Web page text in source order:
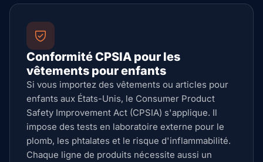
Conformité CPSIA pour les
vêtements pour enfants
Si vous importez des vêtements ou articles pour
enfants aux États-Unis, le Consumer Product
Safety Improvement Act (CPSIA) s'applique. Il
impose des tests en laboratoire externe pour le
plomb, les phtalates et le risque d'inflammabilité.
Chaque ligne de produits nécessite aussi un